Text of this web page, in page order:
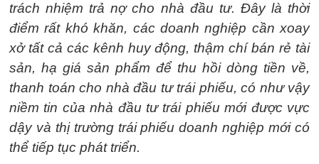
trách nhiệm trả nợ cho nhà đầu tư. Đây là thời
điểm rất khó khăn, các doanh nghiệp cần xoay
xở tất cả các kênh huy động, thậm chí bán rẻ tài
sản, hạ giá sản phẩm để thu hồi dòng tiền về,
thanh toán cho nhà đầu tư trái phiếu, có như vậy
niềm tin của nhà đầu tư trái phiếu mới được vực
dậy và thị trường trái phiếu doanh nghiệp mới có
thể tiếp tục phát triển.